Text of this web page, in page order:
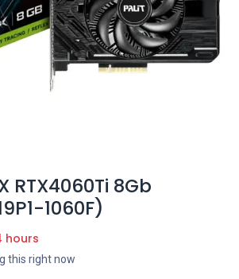
RTX4060Ti 8Gb
1060F)
hours
this right now